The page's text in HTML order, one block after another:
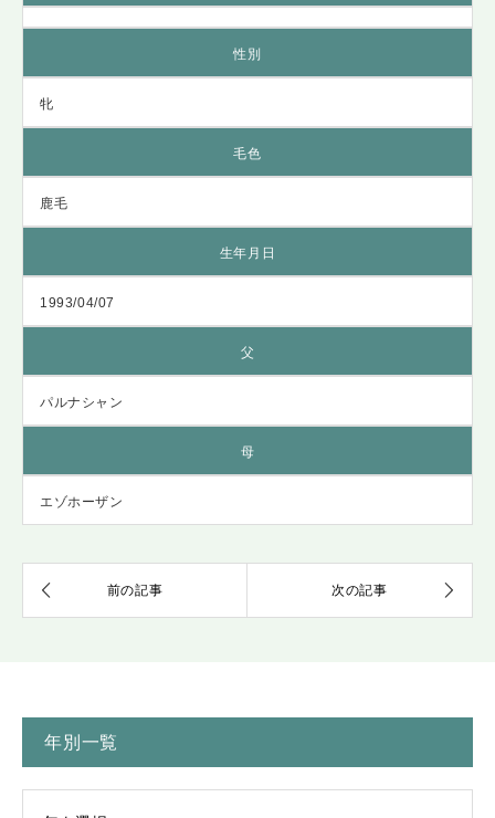
性別
牝
毛色
鹿毛
生年月日
1993/04/07
父
パルナシャン
母
エゾホーザン
年別一覧